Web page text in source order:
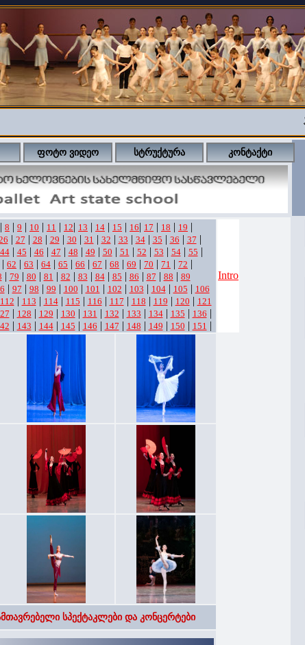
ფოტო ვიდეო სტრუქტურა კონტაქტი
| 8 | 9 | 10 | 11 | 12| 13 | 14 | 15 | 16| 17 | 18 | 19 |
| 27 | 28 | 29 | 30 | 31 | 32 | 33 | 34| 35 | 36 | 37 |
44| 45 | 46 | 47 | 48 | 49 | 50 | 51 | 52 | 53 | 54| 55 |
| 62 | 63 | 64 | 65 | 66 | 67 | 68 | 69 | 70 | 71 | 72 |
| 79 | 80 | 81 | 82 | 83 | 84| 85 | 86 | 87 | 88 | 89
| 97 | 98 | 99 | 100 | 101 | 102 | 103 | 104| 105 | 106
112 | 113 | 114| 115 | 116 | 117 | 118 | 119 | 120 | 121
| 128 | 129 | 130 | 131 | 132 | 133 | 134| 135 | 136 |
| 143 | 144| 145 | 146 | 147 | 148 | 149 | 150 | 151 |
Intro
სპექტაკლები და კონცერტები